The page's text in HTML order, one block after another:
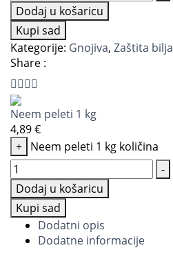
Dodaj u košaricu
Kupi sad
Kategorije: Gnojiva, Zaštita bilja
Share :
Neem peleti 1 kg
4,89€
+ Neem peleti 1 kg količina
-
Dodaj u košaricu
Kupi sad
Dodatni opis
Dodatne informacije